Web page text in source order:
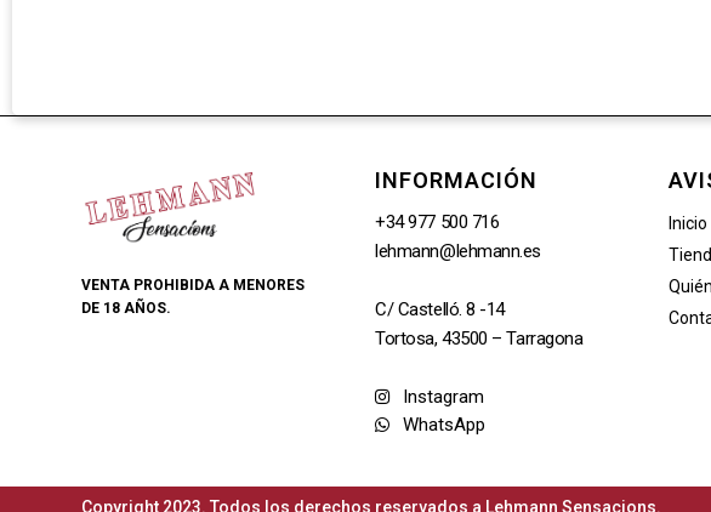
VENTA PROHIBIDA A MENORES
DE 18 AÑOS.
INFORMACIÓN
+34 977 500 716
lehmann@lehmann.es
C/ Castelló. 8 -14
Tortosa, 43500 – Tarragona
Instagram
WhatsApp
Inicio
Copyright 2023. Todos los derechos reservados a Lehmann Sensacions.​